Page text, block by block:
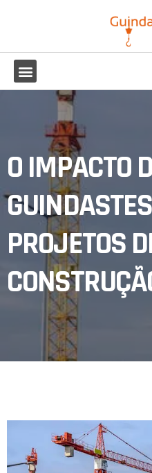
O IMPACTO
PROJETOS